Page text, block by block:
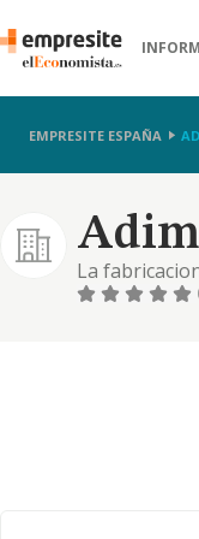
EMPRESITE ESPAÑA
La
alimentarios